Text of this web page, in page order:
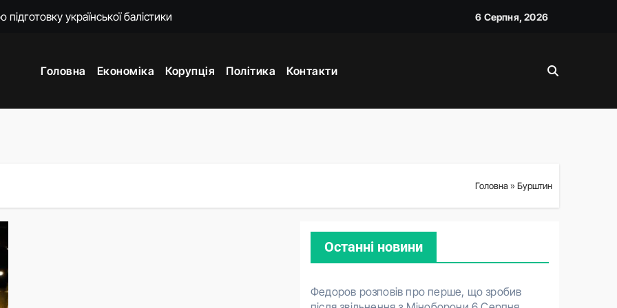
пояснила наслідки для експорту цін і курсу
Що сталося з Верховною Радою за сім років без виборів
отримала на прощання мільйон від «Нафтогазу»
6 Серпня, 2026
Головна Економіка Корупція Політика Контакти
Головна » Бурштин
Останні новини
Федоров розповів про перше, що зробив